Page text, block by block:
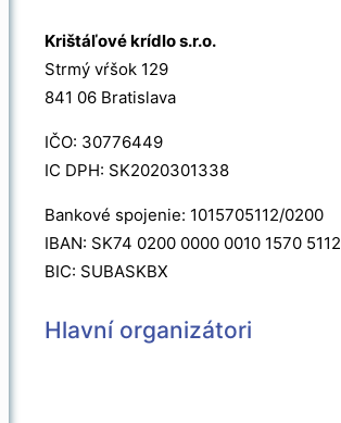
Krištáľové krídlo s.r.o.
Strmý vŕšok 129
841 06 Bratislava
IČO: 30776449
IC DPH: SK2020301338
Bankové spojenie: 1015705112/0200
IBAN: SK74 0200 0000 0010 1570 5112
BIC: SUBASKBX
Hlavní organizátori